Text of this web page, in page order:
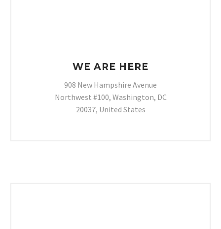
WE ARE HERE
908 New Hampshire Avenue
Northwest #100, Washington, DC
20037, United States